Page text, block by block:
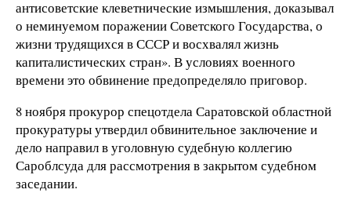
антисоветские клеветнические измышления, доказывал
о неминуемом поражении Советского Государства, о
жизни трудящихся в СССР и восхвалял жизнь
капиталистических стран». В условиях военного
времени это обвинение предопределяло приговор.
8 ноября прокурор спецотдела Саратовской областной
прокуратуры утвердил обвинительное заключение и
дело направил в уголовную судебную коллегию
Сароблсуда для рассмотрения в закрытом судебном
заседании.